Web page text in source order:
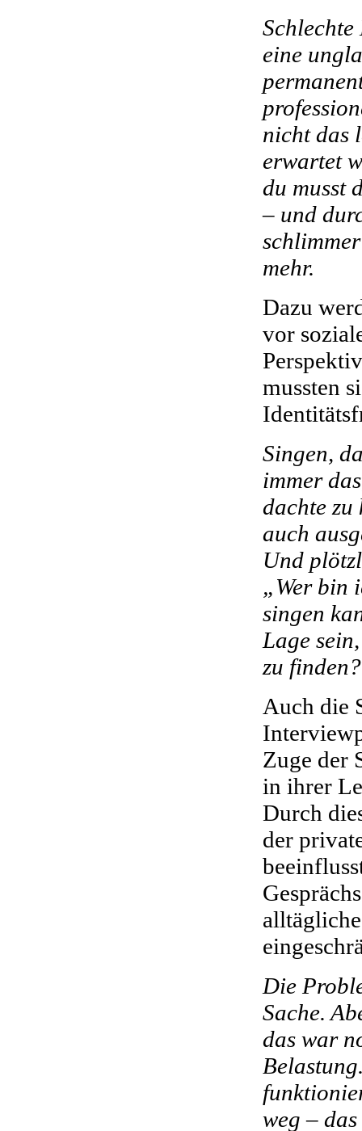
eine
nicht das
erwartet
du musst
– und
mehr.
Dazu
vor
mussten
Singen,
immer
dachte zu
auch
Und
„Wer bin
singen
Lage
zu
Auch die
Zuge der
in ihrer
Durch
der
Die
Sache.
das war
weg –